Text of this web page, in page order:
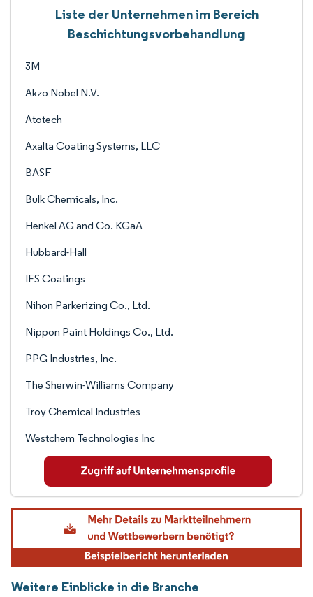
Liste der Unternehmen im Bereich
Beschichtungsvorbehandlung
3M
Akzo Nobel N.V.
Atotech
Axalta Coating Systems, LLC
BASF
Bulk Chemicals, Inc.
Henkel AG and Co. KGaA
Hubbard-Hall
IFS Coatings
Nihon Parkerizing Co., Ltd.
Nippon Paint Holdings Co., Ltd.
PPG Industries, Inc.
The Sherwin-Williams Company
Troy Chemical Industries
Westchem Technologies Inc
Weitere Einblicke in die Branche